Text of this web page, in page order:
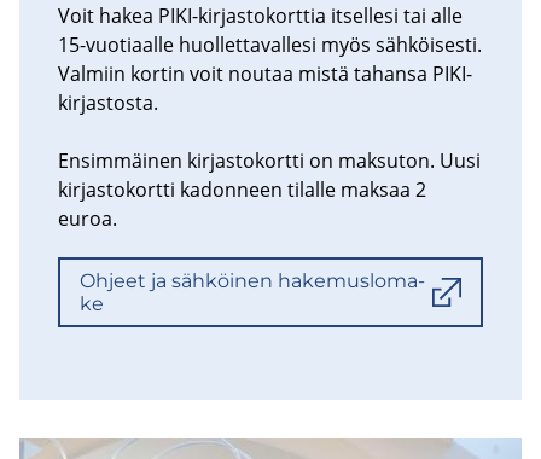
Voit hakea PIKI-​kirjastokorttia it­sel­le­si tai alle
15-​vuotiaalle huol­let­ta­val­le­si myös säh­köi­ses­ti.
Val­miin kor­tin voit nou­taa mistä ta­han­sa PIKI-​
kirjastosta.
En­sim­mäi­nen kir­jas­to­kort­ti on mak­su­ton. Uusi
kir­jas­to­kort­ti ka­don­neen ti­lal­le mak­saa 2
euroa.
Oh­jeet ja säh­köi­nen ha­ke­mus­lo­ma­
ke